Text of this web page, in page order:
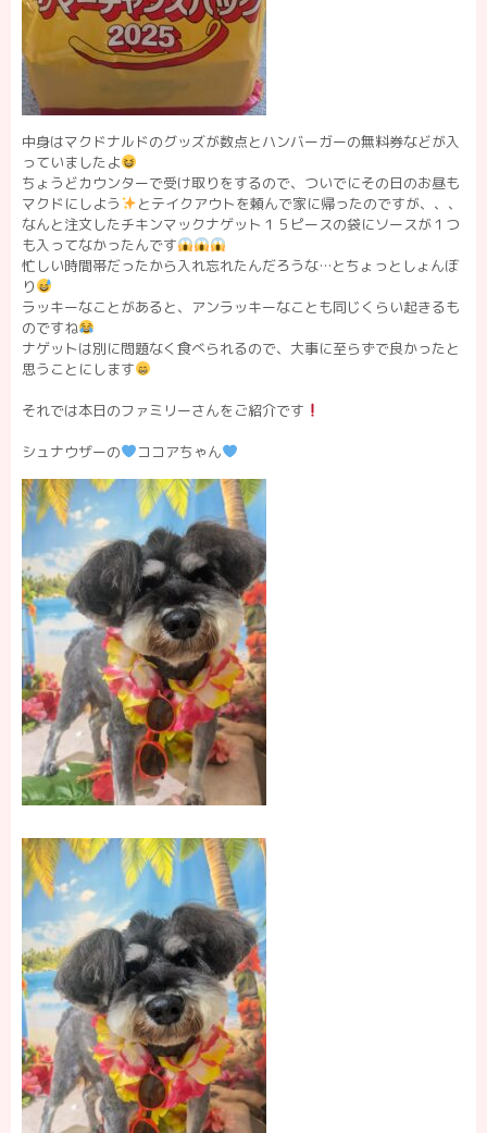
中身はマクドナルドのグッズが数点とハンバーガーの無料券などが入
っていましたよ
ちょうどカウンターで受け取りをするので、ついでにその日のお昼も
マクドにしよう
とテイクアウトを頼んで家に帰ったのですが、、、
なんと注文したチキンマックナゲット１５ピースの袋にソースが１つ
も入ってなかったんです
忙しい時間帯だったから入れ忘れたんだろうな…とちょっとしょんぼ
り
ラッキーなことがあると、アンラッキーなことも同じくらい起きるも
のですね
ナゲットは別に問題なく食べられるので、大事に至らずで良かったと
思うことにします
それでは本日のファミリーさんをご紹介です
シュナウザーの ココアちゃん